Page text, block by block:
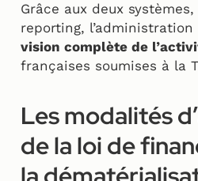
Grâce aux deux
reporting,
vision complète de
françaises soumises à la
Les modalités
de la loi de